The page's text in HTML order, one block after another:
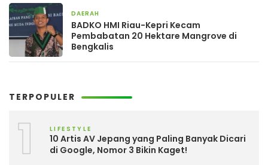
DAERAH
BADKO HMI Riau-Kepri Kecam
Pembabatan 20 Hektare Mangrove di
Bengkalis
TERPOPULER
1 LIFESTYLE
10 Artis AV Jepang yang Paling Banyak Dicari
di Google, Nomor 3 Bikin Kaget!